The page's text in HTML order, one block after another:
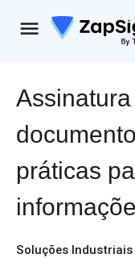
práticas
Soluções Industriais